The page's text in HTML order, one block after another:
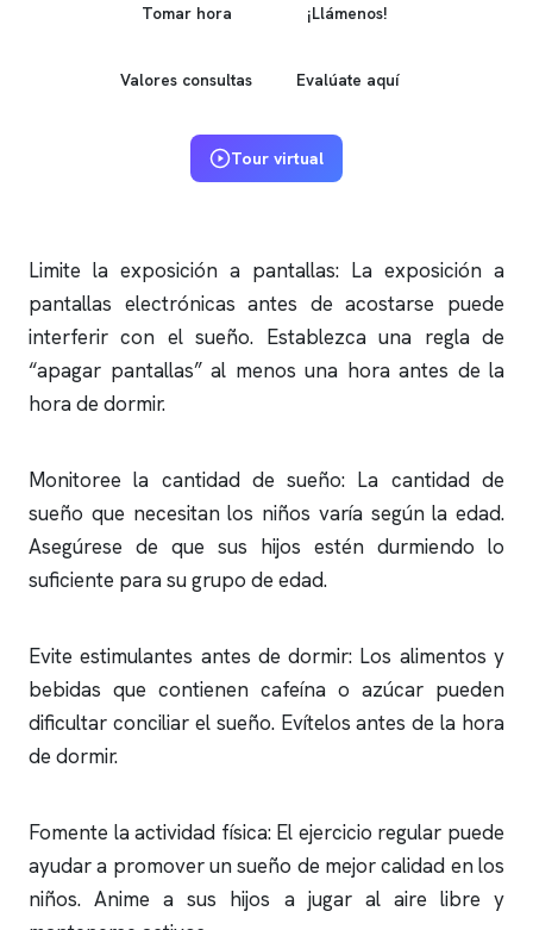
Tomar hora ¡Llámenos!
Valores consultas Evalúate aquí
Tour virtual
Limite la exposición a pantallas: La exposición a
pantallas electrónicas antes de acostarse puede
interferir con el sueño. Establezca una regla de
“apagar pantallas” al menos una hora antes de la
hora de dormir.
Monitoree la cantidad de sueño: La cantidad de
sueño que necesitan los niños varía según la edad.
Asegúrese de que sus hijos estén durmiendo lo
suficiente para su grupo de edad.
Evite estimulantes antes de dormir: Los alimentos y
bebidas que contienen cafeína o azúcar pueden
dificultar conciliar el sueño. Evítelos antes de la hora
de dormir.
Fomente la actividad física: El ejercicio regular puede
ayudar a promover un sueño de mejor calidad en los
niños. Anime a sus hijos a jugar al aire libre y